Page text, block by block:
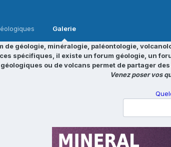
Galerie
de géologie, minéralogie, paléontologie,
spécifiques, il existe un forum géologie, un
ou de volcans permet de partager
Venez poser vos